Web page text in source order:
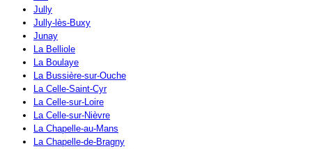
Jully
Jully-lès-Buxy
Junay
La Belliole
La Boulaye
La Bussière-sur-Ouche
La Celle-Saint-Cyr
La Celle-sur-Loire
La Celle-sur-Nièvre
La Chapelle-au-Mans
La Chapelle-de-Bragny